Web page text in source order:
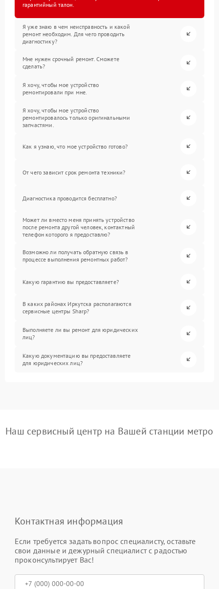
гарантийный талон.
Я уже знаю в чем неисправность и какой
ремонт необходим. Для чего проводить
диагностику?
Мне нужен срочный ремонт. Сможете
сделать?
Я хочу, чтобы мое устройство
ремонтировали при мне.
Я хочу, чтобы мое устройство
ремонтировалось только оригинальными
запчастями.
Как я узнаю, что мое устройство готово?
От чего зависит срок ремонта техники?
Диагностика проводится бесплатно?
Может ли вместо меня принять устройство
после ремонта другой человек, контактный
телефон которого я предоставлю?
Возможно ли получать обратную связь в
процессе выполнения ремонтных работ?
Какую гарантию вы предоставляете?
В каких районах Иркутска располагаются
сервисные центры Sharp?
Выполняете ли вы ремонт для юридических
лиц?
Какую документацию вы предоставляете
для юридических лиц?
Наш сервисный центр на Вашей станции метро
Контактная информация
Если требуется задать вопрос специалисту, оставьте
свои данные и дежурный специалист с радостью
проконсультирует Вас!